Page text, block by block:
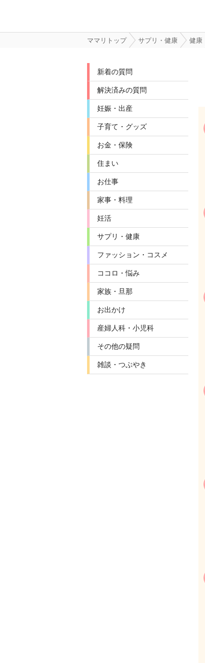
ママリトップ サプリ・健康 健康
新着の質問
解決済みの質問
妊娠・出産
子育て・グッズ
お金・保険
住まい
お仕事
家事・料理
妊活
サプリ・健康
ファッション・コスメ
ココロ・悩み
家族・旦那
お出かけ
産婦人科・小児科
その他の疑問
雑談・つぶやき